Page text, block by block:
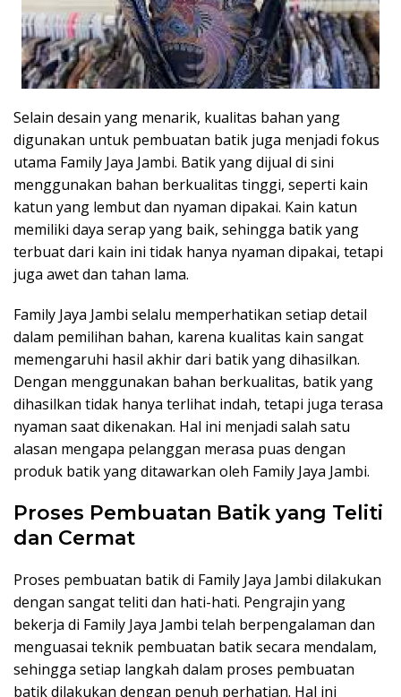
Selain desain yang menarik, kualitas bahan yang
digunakan untuk pembuatan batik juga menjadi fokus
utama Family Jaya Jambi. Batik yang dijual di sini
menggunakan bahan berkualitas tinggi, seperti kain
katun yang lembut dan nyaman dipakai. Kain katun
memiliki daya serap yang baik, sehingga batik yang
terbuat dari kain ini tidak hanya nyaman dipakai, tetapi
juga awet dan tahan lama.
Family Jaya Jambi selalu memperhatikan setiap detail
dalam pemilihan bahan, karena kualitas kain sangat
memengaruhi hasil akhir dari batik yang dihasilkan.
Dengan menggunakan bahan berkualitas, batik yang
dihasilkan tidak hanya terlihat indah, tetapi juga terasa
nyaman saat dikenakan. Hal ini menjadi salah satu
alasan mengapa pelanggan merasa puas dengan
produk batik yang ditawarkan oleh Family Jaya Jambi.
Proses Pembuatan Batik yang Teliti
dan Cermat
Proses pembuatan batik di Family Jaya Jambi dilakukan
dengan sangat teliti dan hati-hati. Pengrajin yang
bekerja di Family Jaya Jambi telah berpengalaman dan
menguasai teknik pembuatan batik secara mendalam,
sehingga setiap langkah dalam proses pembuatan
batik dilakukan dengan penuh perhatian. Hal ini